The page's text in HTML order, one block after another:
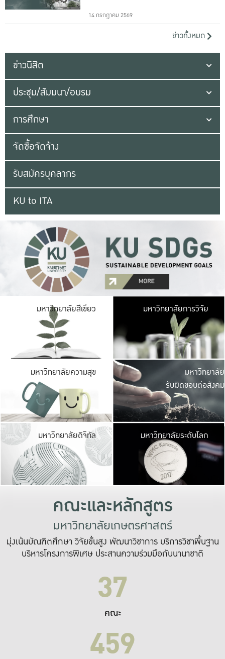
14 กรกฎาคม 2569
ข่าวทั้งหมด
ข่าวนิสิต
ประชุม/สัมมนา/อบรม
การศึกษา
จัดซื้อจัดจ้าง
รับสมัครบุคลากร
KU to ITA
มหาวิทยาลัยสีเขียว มหาวิ
มีพื้นที่เขียวสดใส
เป็นป่าในเมือง เกษต
มหาวิทยาลัยการวิจัย
มหาวิทยาลัยความสุข มหาวิ
ค
เปิดประ
และพบเรื่องราวใ
มหาวิทยาลัย
รับผิดชอบต่อสังคม
มหาวิทยาลัยดิจิทัล มหาวิ
เปลี่ยนแปลง แล
เพื่อทำง
ระบบสารสนเทศ
มหาวิทยาลัยระดับโลก
คณะและหลักสูตร
มหาวิทยาลัยเกษตรศาสตร์
มุ่งเน้นบัณฑิตศึกษา วิจัยขั้นสูง พัฒนาวิชาการ บริการวิชาพื้นฐาน
บริหารโครงการพิเศษ ประสานความร่วมมือกับนานาชาติ
37
คณะ
459